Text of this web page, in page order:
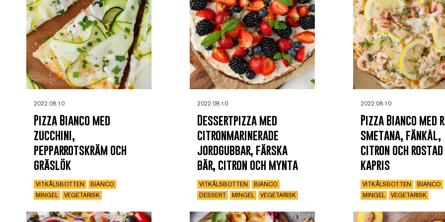
2022.08.10
Pizza Bianco med
zucchini,
pepparrotskräm och
gräslök
VITKÅLSBOTTEN
BIANCO
MINGEL
VEGETARISK
2022.08.10
Dessertpizza med
citronmarinerade
jordgubbar, färska
bär, citron och mynta
VITKÅLSBOTTEN
BIANCO
DESSERT
MINGEL VEGETARISK
2022.08.10
Pizza Bianco med
smetana, fänkål,
citron och rostad
kapris
VITKÅLSBOTTEN
BIANCO
MINGEL
VEGETARISK